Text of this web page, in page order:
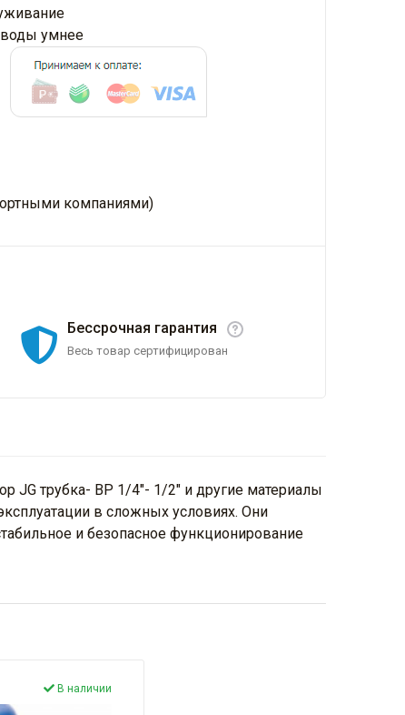
воды умнее
компаниями)
Бессрочная гарантия
Весь товар сертифицирован
JG трубка- ВР 1/4"- 1/2" и другие материалы
в сложных условиях. Они
и безопасное функционирование
В наличии